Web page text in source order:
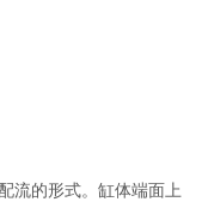
流的形式。缸体端面上